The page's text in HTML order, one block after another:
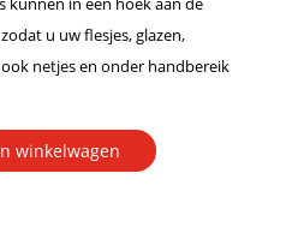
u uw flesjes, glazen,
netjes en onder handbereik
winkelwagen